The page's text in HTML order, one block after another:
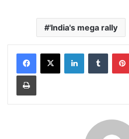
'India's mega rally
LinkedInTumblr
Print